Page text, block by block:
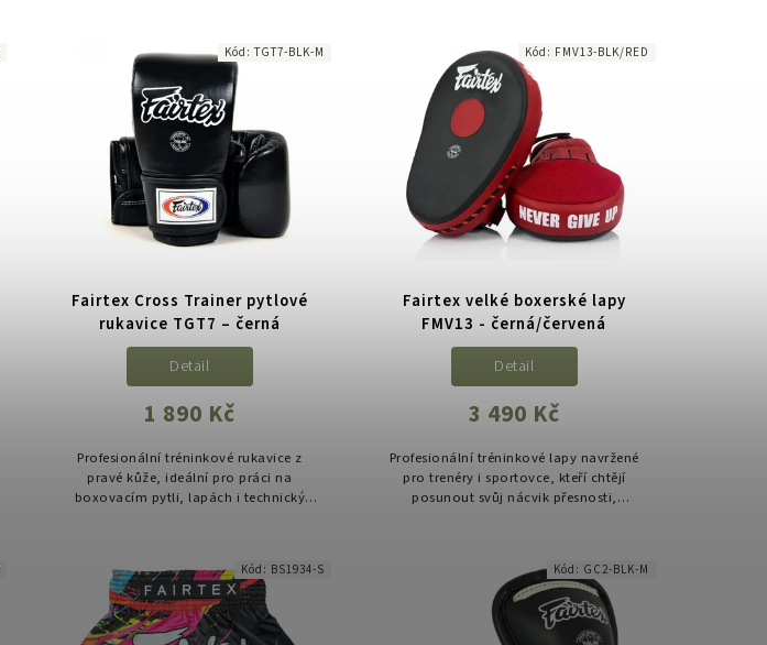
Fairtex Cross Trainer pytlové
rukavice TGT7 – černá
1 890 Kč
Detail
Profesionální tréninkové rukavice z
pravé kůže, ideální pro práci na
boxovacím pytli, lapách i technický
Kód:TGT7-BLK-M
Fairtex velké boxerské lapy
FMV13 - černá/červená
3 490 Kč
Detail
Profesionální tréninkové lapy navržené
pro trenéry i sportovce, kteří chtějí
posunout svůj nácvik přesnosti,
Kód: FMV13-BLK/RED
Kód: BS1934-S Kód: GC2-BLK-M